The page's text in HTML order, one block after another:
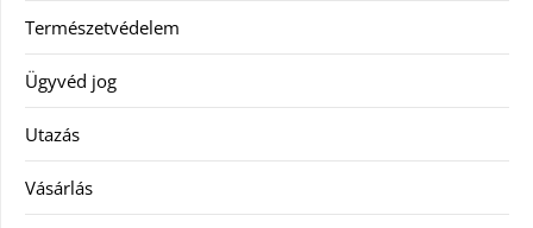
Természetvédelem
Ügyvéd jog
Utazás
Vásárlás